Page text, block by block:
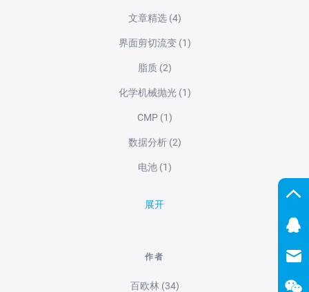
文章精选 (4)
界面剪切流变 (1)
脂质 (2)
化学机械抛光 (1)
CMP (1)
数据分析 (2)
电池 (1)
展开
作者
百欧林 (34)